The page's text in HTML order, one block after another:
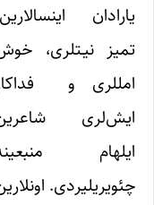
یارادان اینسالارین،
تمیز نیـتلری، خوش
امللری و فداکار
ایش‌لری شاعرین
ایلهام منبعینه
چئویریلیردی. اونلارین